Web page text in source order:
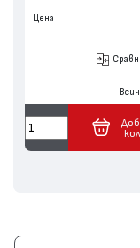
Цена